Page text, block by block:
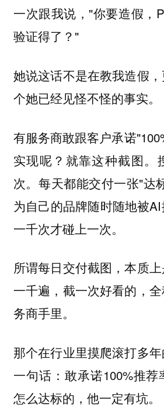
一次跟我说，"你要造假，
验证得了？"
她说这话不是在教我造假
个她已经见怪不怪的事实。
有服务商敢跟客户承诺
实现呢？就靠这种截图。
次。每天都能交付一张"达
为自己的品牌随时随地被
一千次才碰上一次。
所谓每日交付截图，本质
一千遍，截一次好看的，
务商手里。
那个在行业里摸爬滚打多
一句话：敢承诺100%推
怎么达标的，他一定有坑。